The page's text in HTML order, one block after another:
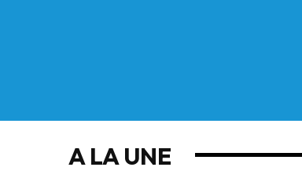
A LA UNE